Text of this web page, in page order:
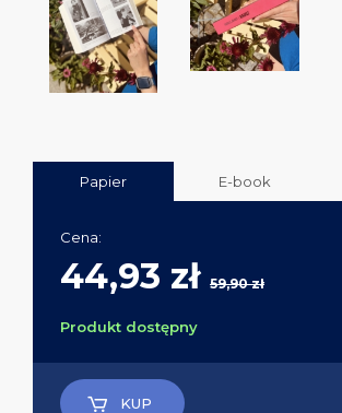
Papier E-book
Cena:
44,93 zł 59,90 zł
Produkt dostępny
KUP